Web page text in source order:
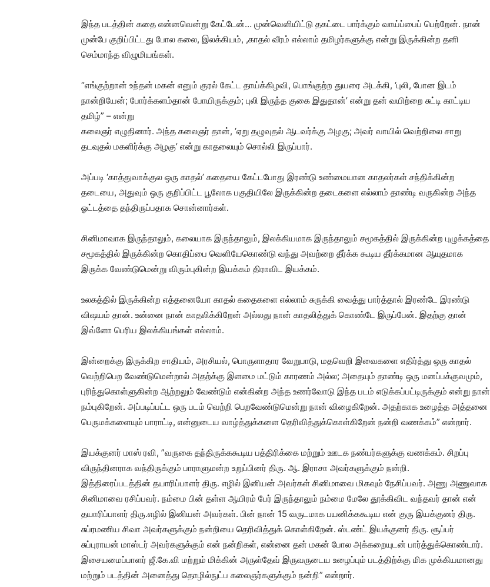
இந்த படத்தின் கதை என்னவென்று கேட்டேன்… முன்வெளியிட்டு தகட்டை பார்க்கும் வாய்ப்பைப் பெற்றேன். நான்
முன்பே குறிப்பிட்டது போல கலை, இலக்கியம், ,காதல் வீரம் எல்லாம் தமிழர்களுக்கு என்று இருக்கின்ற தனி
செம்மாந்த விழுமியங்கள்.
“எங்குற்றான் உந்தன் மகன் எனும் குரல் கேட்ட தாய்க்கிழவி, பொங்குற்ற துயரை அடக்கி, ‘புலி, போன இடம்
நான்றியேன்; போர்க்களம்தான் போயிருக்கும்; புலி இருந்த குகை இதுதான்’ என்று தன் வயிற்றை சுட்டி காட்டிய
தமிழ்” – என்று
கலைஞர் எழுதினார். அந்த கலைஞர் தான், ‘ஏறு தழுவுதல் ஆடவர்க்கு அழகு; அவர் வாயில் வெற்றிலை சாறு
தடவுதல் மகளிர்க்கு அழகு’ என்று காதலையும் சொல்லி இருப்பார்.
அப்படி ‘காத்துவாக்குல ஒரு காதல்’ கதையை கேட்டபோது இரண்டு உண்மையான காதலர்கள் சந்திக்கின்ற
தடையை, அதுவும் ஒரு குறிப்பிட்ட பூலோக பகுதியிலே இருக்கின்ற தடைகளை எல்லாம் தாண்டி வருகின்ற அந்த
ஓட்டத்தை தந்திருப்பதாக சொன்னார்கள்.
சினிமாவாக இருந்தாலும், கலையாக இருந்தாலும், இலக்கியமாக இருந்தாலும் சமூகத்தில் இருக்கின்ற புழுக்கத்தை
சமூகத்தில் இருக்கின்ற கொதிப்பை வெளியேகொண்டு வந்து அவற்றை தீர்க்க கூடிய தீர்க்கமான ஆயுதமாக
இருக்க வேண்டுமென்று விரும்புகின்ற இயக்கம் திராவிட இயக்கம்.
உலகத்தில் இருக்கின்ற எத்தனையோ காதல் கதைகளை எல்லாம் சுருக்கி வைத்து பார்த்தால் இரண்டே இரண்டு
விஷயம் தான். உன்னை நான் காதலிக்கிறேன் அல்லது நான் காதலித்துக் கொண்டே இருப்பேன். இதற்கு தான்
இவ்ளோ பெரிய இலக்கியங்கள் எல்லாம்.
இன்றைக்கு இருக்கிற சாதியம், அரசியல், பொருளாதார வேறுபாடு, மதவெறி இவைகளை எதிர்த்து ஒரு காதல்
வெற்றிபெற வேண்டுமென்றால் அதற்க்கு இளமை மட்டும் காரணம் அல்ல; அதையும் தாண்டி ஒரு மனப்பக்குவமும்,
புரிந்துகொள்ளுகின்ற ஆற்றலும் வேண்டும் என்கின்ற அந்த உணர்வோடு இந்த படம் எடுக்கப்பட்டிருக்கும் என்று நான்
நம்புகிறேன். அப்படிப்பட்ட ஒரு படம் வெற்றி பெறவேண்டுமென்று நான் விழைகிறேன். அதற்காக உழைத்த அத்தனை
பெருமக்களையும் பாராட்டி, என்னுடைய வாழ்த்துக்களை தெரிவித்துக்கொள்கிறேன் நன்றி வணக்கம்” என்றார்.
இயக்குனர் மாஸ் ரவி, ”வருகை தந்திருக்ககூடிய பத்திரிக்கை மற்றும் ஊடக நண்பர்களுக்கு வணக்கம். சிறப்பு
விருந்தினராக வந்திருக்கும் பாராளுமன்ற உறுப்பினர் திரு. ஆ. இராசா அவர்களுக்கும் நன்றி.
இத்திரைப்படத்தின் தயாரிப்பாளர் திரு. எழில் இனியன் அவர்கள் சினிமாவை மிகவும் நேசிப்பவர். அணு அணுவாக
சினிமாவை ரசிப்பவர். நம்மை பின் தள்ள ஆயிரம் பேர் இருந்தாலும் நம்மை மேலே தூக்கிவிட வந்தவர் தான் என்
தயாரிப்பாளர் திரு.எழில் இனியன் அவர்கள். பின் நான் 15 வருடமாக பயனிக்ககூடிய என் குரு இயக்குனர் திரு.
சுப்ரமணிய சிவா அவர்களுக்கும் நன்றியை தெரிவித்துக் கொள்கிறேன். ஸ்டண்ட் இயக்குனர் திரு. சூப்பர்
சுப்புராயன் மாஸ்டர் அவர்களுக்கும் என் நன்றிகள், என்னை தன் மகன் போல அக்கறையுடன் பார்த்துக்கொண்டார்.
இசையமைப்பாளர் ஜீ.கே.வி மற்றும் மிக்கின் அருள்தேவ் இருவருடைய உழைப்பும் படத்திற்க்கு மிக முக்கியமானது
மற்றும் படத்தின் அனைத்து தொழில்நுட்ப கலைஞர்களுக்கும் நன்றி” என்றார்.